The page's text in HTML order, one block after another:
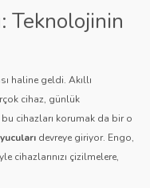
Teknolojinin
haline geldi. Akıllı
cihaz, günlük
cihazları korumak da bir o
devreye giriyor. Engo,
cihazlarınızı çizilmelere,